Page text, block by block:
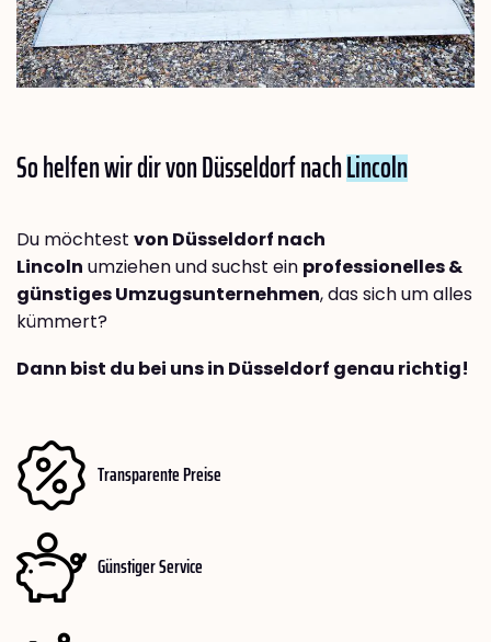
So helfen wir dir von Düsseldorf nachLincoln
Du möchtest von Düsseldorf nach
Lincoln umziehen und suchst ein professionelles &
günstiges Umzugsunternehmen, das sich um alles
kümmert?
Dann bist du bei uns in Düsseldorf genau richtig!
Transparente Preise
Günstiger Service